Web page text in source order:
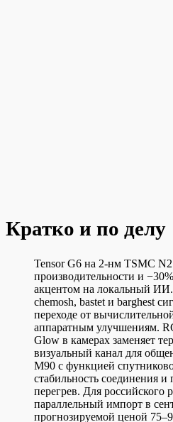
Кратко и по делу
Tensor G6 на 2-нм TSMC
производительности и
акцентом на локальный
chemosh, bastet и barghest
переходе от
аппаратным улучшениям.
Glow в камерах заменяет
визуальный канал для
M90 с функцией
стабильность соединения и
перегрев. Для российского
параллельный импорт в
прогнозируемой ценой